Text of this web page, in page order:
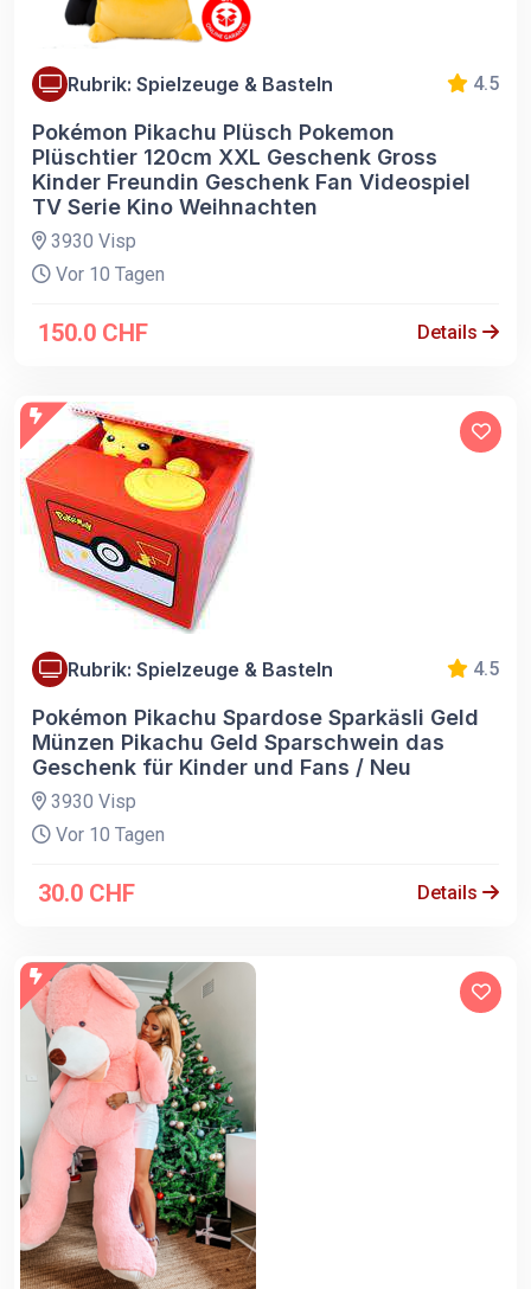
Rubrik: Spielzeuge & Basteln 4.5
Pokémon Pikachu Plüsch Pokemon
Plüschtier 120cm XXL Geschenk Gross
Kinder Freundin Geschenk Fan Videospiel
TV Serie Kino Weihnachten
3930 Visp
Vor 10 Tagen
150.0 CHF Details
Rubrik: Spielzeuge & Basteln 4.5
Pokémon Pikachu Spardose Sparkäsli Geld
Münzen Pikachu Geld Sparschwein das
Geschenk für Kinder und Fans / Neu
3930 Visp
Vor 10 Tagen
30.0 CHF Details